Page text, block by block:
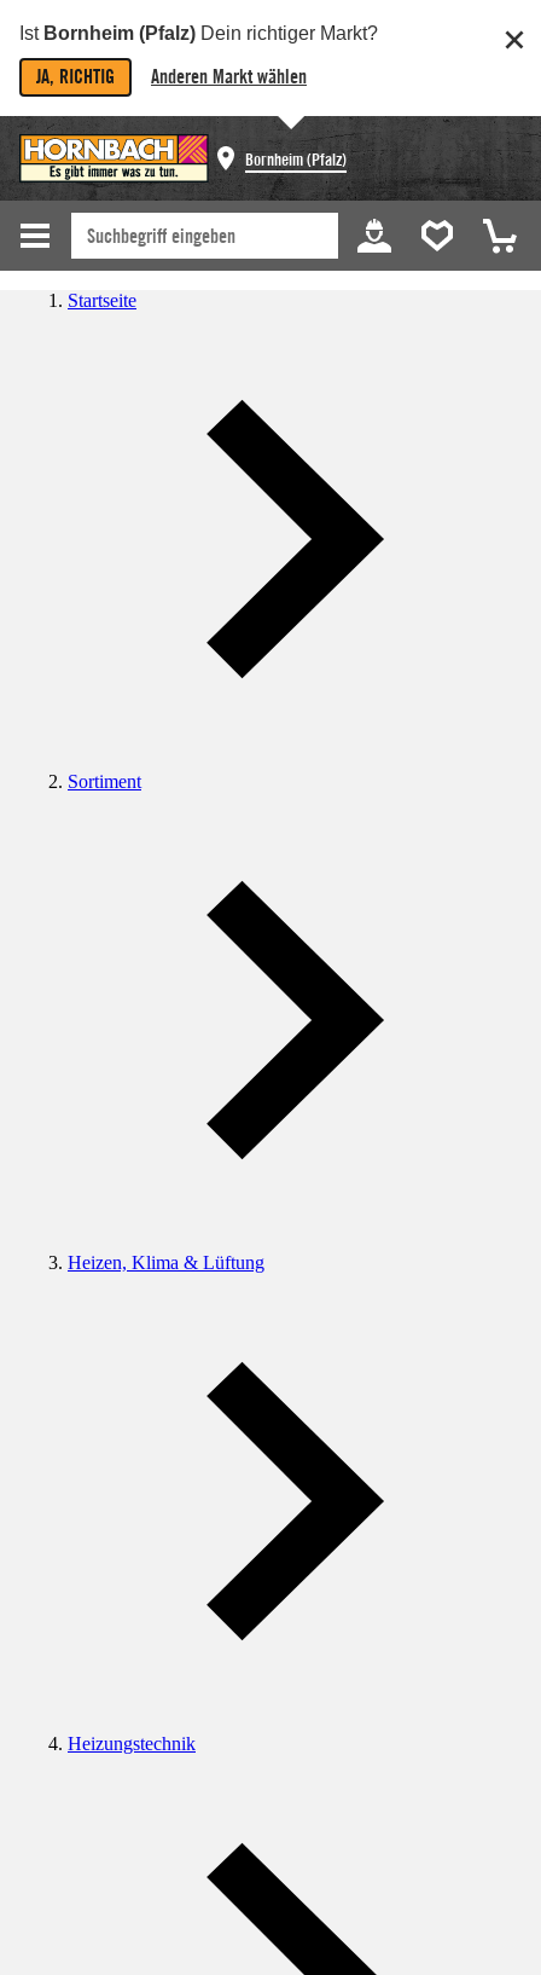
Ist Bornheim (Pfalz) Dein richtiger Markt?
JA, RICHTIG Anderen Markt wählen
Bornheim (Pfalz)
Startseite
Sortiment
Heizen, Klima & Lüftung
Heizungstechnik